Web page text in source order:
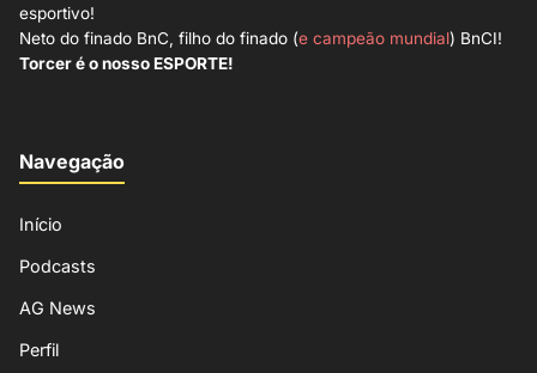
esportivo!
Neto do finado BnC, filho do finado (e campeão mundial) BnCI!
Torcer é o nosso ESPORTE!
Navegação
Início
Podcasts
AG News
Perfil